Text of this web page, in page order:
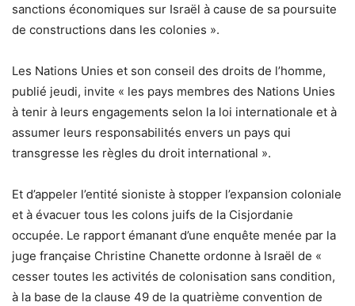
sanctions économiques sur Israël à cause de sa poursuite
de constructions dans les colonies ».
Les Nations Unies et son conseil des droits de l’homme,
publié jeudi, invite « les pays membres des Nations Unies
à tenir à leurs engagements selon la loi internationale et à
assumer leurs responsabilités envers un pays qui
transgresse les règles du droit international ».
Et d’appeler l’entité sioniste à stopper l’expansion coloniale
et à évacuer tous les colons juifs de la Cisjordanie
occupée. Le rapport émanant d’une enquête menée par la
juge française Christine Chanette ordonne à Israël de «
cesser toutes les activités de colonisation sans condition,
à la base de la clause 49 de la quatrième convention de